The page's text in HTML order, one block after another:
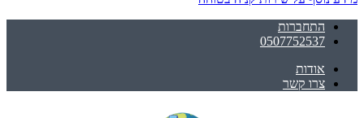
התחברות
0507752537
אודות
צרו קשר